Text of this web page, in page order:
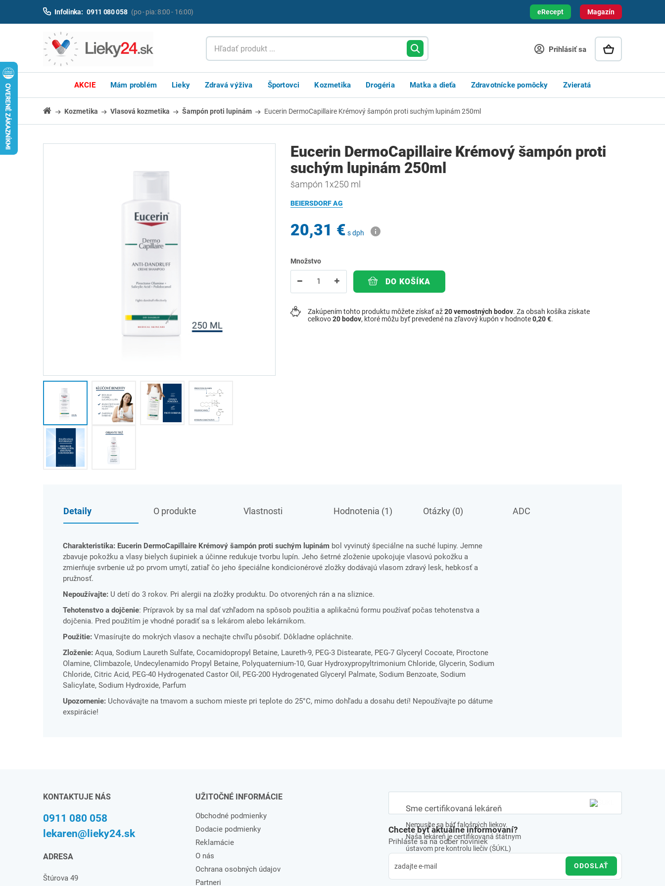
Magazín
Infolinka: 0911 080 058 (po - pia: 8:00 - 16:00) eRecept
Prihlásiť sa
AKCIE Mám problém Lieky Zdravá výživa Športovci Kozmetika Drogéria Matka a dieťa Zdravotnícke pomôcky Zvieratá
Kozmetika Vlasová kozmetika Šampón proti lupinám Eucerin DermoCapillaire Krémový šampón proti suchým lupinám 250ml
Eucerin DermoCapillaire Krémový šampón proti
suchým lupinám 250ml
šampón 1x250 ml
BEIERSDORF AG
20,31 € s dph
Množstvo
DO KOŠÍKA
Zakúpením tohto produktu môžete získať až20vernostných bodov. Za obsah košíka získate
celkovo20 bodov, ktoré môžu byť prevedené na zľavový kupón v hodnote0,20 €.
Detaily O produkte Vlastnosti Hodnotenia (1) Otázky (0) ADC
Charakteristika: Eucerin DermoCapillaire Krémový šampón proti suchým lupinám bol vyvinutý špeciálne na suché lupiny. Jemne
zbavuje pokožku a vlasy bielych šupiniek a účinne redukuje tvorbu lupín. Jeho šetrné zloženie upokojuje vlasovú pokožku a
zmierňuje svrbenie už po prvom umytí, zatiaľ čo jeho špeciálne kondicionérové zložky dodávajú vlasom zdravý lesk, hebkosť a
pružnosť.
Nepoužívajte: U detí do 3 rokov. Pri alergii na zložky produktu. Do otvorených rán a na sliznice.
Tehotenstvo a dojčenie: Prípravok by sa mal dať vzhľadom na spôsob použitia a aplikačnú formu používať počas tehotenstva a
dojčenia. Pred použitím je vhodné poradiť sa s lekárom alebo lekárnikom.
Použitie: Vmasírujte do mokrých vlasov a nechajte chvíľu pôsobiť. Dôkladne opláchnite.
Zloženie: Aqua, Sodium Laureth Sulfate, Cocamidopropyl Betaine, Laureth-9, PEG-3 Distearate, PEG-7 Glyceryl Cocoate, Piroctone
Olamine, Climbazole, Undecylenamido Propyl Betaine, Polyquaternium-10, Guar Hydroxypropyltrimonium Chloride, Glycerin, Sodium
Chloride, Citric Acid, PEG-40 Hydrogenated Castor Oil, PEG-200 Hydrogenated Glyceryl Palmate, Sodium Benzoate, Sodium
Salicylate, Sodium Hydroxide, Parfum
Upozornenie: Uchovávajte na tmavom a suchom mieste pri teplote do 25°C, mimo dohľadu a dosahu detí! Nepoužívajte po dátume
exspirácie!
Sme certifikovaná lekáreň
Nemusíte sa báť falošných liekov.
Naša lekáreň je certifikovaná štátnym
ústavom pre kontrolu liečiv (ŠÚKL)
KONTAKTUJE NÁS
0911 080 058
lekaren@lieky24.sk
ADRESA
Štúrova 49
UŽITOČNÉ INFORMÁCIE
Obchodné podmienky
Dodacie podmienky
Reklamácie
O nás
Ochrana osobných údajov
Partneri
Chcete byť aktuálne informovaní?
Prihláste sa na odber noviniek
ODOSLAŤ